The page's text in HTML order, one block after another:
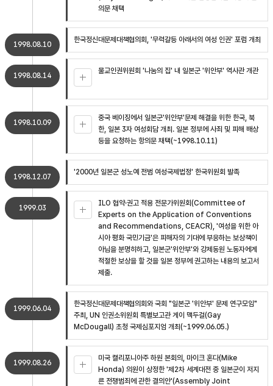
의문 채택
1998.08.10
한국정신대문제대책협의회, '무력갈등 아래서의 여성 인권' 포럼 개최
1998.08.14
불교인권위원회 '나눔의 집' 내 일본군 '위안부' 역사관 개관
1998.10.09
중국 베이징에서 일본군'위안부'문제 해결을 위한 한국, 북
한, 일본 3자 여성회담 개최. 일본 정부에 사죄 및 피해 배상
등을 요청하는 항의문 채택(~1998.10.11)
1998.12.07
'2000년 일본군 성노예 전범 여성국제법정' 한국위원회 발족
1999.03
ILO 협약·권고 적용 전문가위원회(Committee of
Experts on the Application of Conventions
and Recommendations, CEACR), '여성을 위한 아
시아 평화 국민기금'은 피해자의 기대에 부응하는 보상책이
아님을 분명히하고, 일본군'위안부'와 강제동원 노동자에게
적절한 보상을 할 것을 일본 정부에 권고하는 내용의 보고서
제출.
1999.06.04
한국정신대문제대책협의회와 국회 "일본군 '위안부' 문제 연구모임"
주최, UN 인권소위원회 특별보고관 게이 맥두걸(Gay
McDougall) 초청 국제심포지엄 개최(~1999.06.05.)
1999.08.26
미국 캘리포니아주 하원 본회의, 마이크 혼다(Mike
Honda) 의원이 상정한 '제2차 세계대전 중 일본군이 저지
른 전쟁범죄에 관한 결의안'(Assembly Joint